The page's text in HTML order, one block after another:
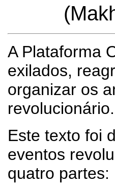
A Plataforma
exilados,
organizar os
revolucionário.
Este texto foi
eventos
quatro partes: